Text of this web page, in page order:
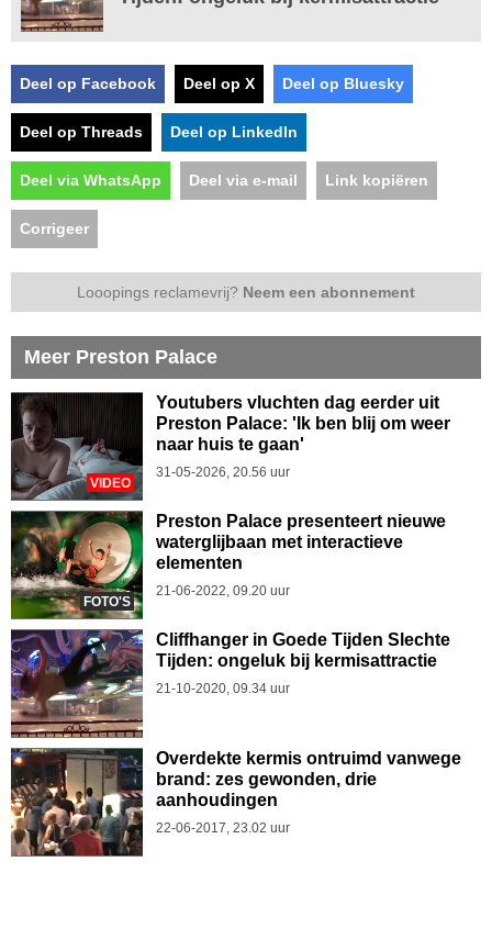
Deel op Facebook Deel op X Deel op Bluesky
Deel op Threads Deel op LinkedIn
Deel via WhatsApp Deel via e-mail Link kopiëren
Corrigeer
Looopings reclamevrij? Neem een abonnement
Meer Preston Palace
VIDEO
Youtubers vluchten dag eerder uit
Preston Palace: 'Ik ben blij om weer
naar huis te gaan'
31-05-2026, 20.56 uur
FOTO'S
Preston Palace presenteert nieuwe
waterglijbaan met interactieve
elementen
21-06-2022, 09.20 uur
Cliffhanger in Goede Tijden Slechte
Tijden: ongeluk bij kermisattractie
21-10-2020, 09.34 uur
Overdekte kermis ontruimd vanwege
brand: zes gewonden, drie
aanhoudingen
22-06-2017, 23.02 uur